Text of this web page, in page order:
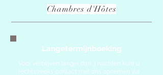
Chambres d'Hôtes
Langetermijnboeking
Voor verblijven langer dan 3 nachten kunt u
rechtstreeks contact met ons opnemen via